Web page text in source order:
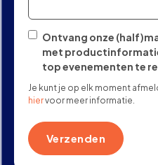
Ontvang onze
met
top evenementen te
Je kunt je op elk moment
hiervoor meer informatie.